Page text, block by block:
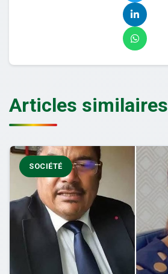
Articles similaires
SOCIÉTÉ